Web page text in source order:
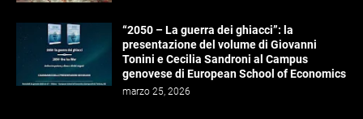
“2050 – La guerra dei ghiacci”: la
presentazione del volume di Giovanni
Tonini e Cecilia Sandroni al Campus
genovese di European School of Economics
marzo 25, 2026